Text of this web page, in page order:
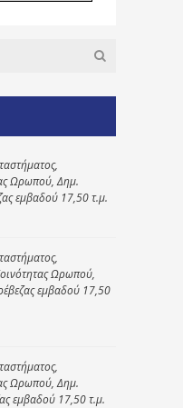
Ωρωπού, Δημ.
εμβαδού 17,50 τ.μ.
Ωρωπού,
εμβαδού 17,50
Ωρωπού, Δημ.
εμβαδού 17,50 τ.μ.